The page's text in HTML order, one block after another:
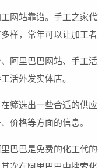
网站靠谱。手工之家
样，常年可以让加工
阿里巴巴网站、手工
活外发实体店。
筛选出一些合适的供
价格等方面的信息。
巴巴是免费的化工代